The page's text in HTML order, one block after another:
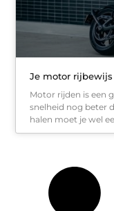
Je motor
Motor rijden is een
snelheid nog beter
halen moet je wel